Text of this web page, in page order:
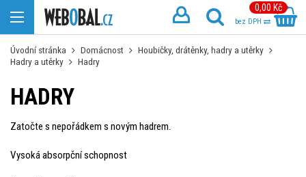
0,00 Kč
bez DPH
Úvodní stránka Domácnost
Houbičky, drátěnky, hadry a utěrky
Hadry a utěrky
Hadry
HADRY
Zatočte s nepořádkem s novým hadrem.
Vysoká absorpční schopnost